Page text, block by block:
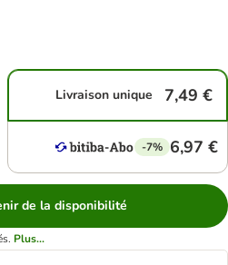
Livraison unique 7,49 €
-7% 6,97 €
de la disponibilité
Plus...